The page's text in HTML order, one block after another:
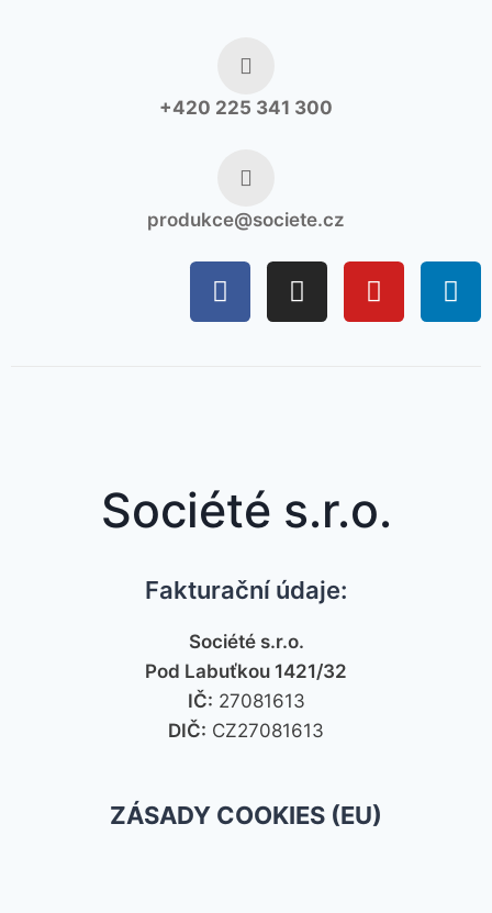
+420 225 341 300
produkce@societe.cz
Société s.r.o.
Fakturační údaje:
Société s.r.o.
Pod Labuťkou 1421/32
IČ: 27081613
DIČ: CZ27081613
ZÁSADY COOKIES (EU)